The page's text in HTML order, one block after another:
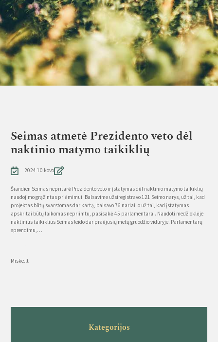
Seimas atmetė Prezidento veto dėl
naktinio matymo taikiklių
2024 10 kovo
Šiandien Seimas nepritarė Prezidento veto ir įstatymas dėl naktinio matymo taikiklių
naudojimo grąžintas priėmimui. Balsavime užsiregistravo 121 Seimo narys, už tai, kad
projektas būtų svarstomas dar kartą, balsavo 76 nariai, o už tai, kad įstatymas
apskritai būtų laikomas nepriimtu, pasisakė 45 parlamentarai. Naudoti medžioklėje
naktinius taikiklius Seimas leido dar praėjusių metų gruodžio viduryje. Parlamentarų
sprendimu,…
Miske.lt
Kategorijos